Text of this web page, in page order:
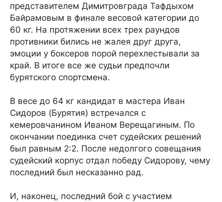
представителем Димитровграда Тафдыхом
Байрамовым в финале весовой категории до
60 кг. На протяжении всех трех раундов
противники бились не жалея друг друга,
эмоции у боксеров порой перехлестывали за
край. В итоге все же судьи предпочли
бурятского спортсмена.
В весе до 64 кг кандидат в мастера Иван
Сидоров (Бурятия) встречался с
кемеровчанином Иваном Верещагиным. По
окончании поединка счет судейских решений
был равным 2:2. После недолгого совещания
судейский корпус отдал победу Сидорову, чему
последний был несказанно рад.
И, наконец, последний бой с участием